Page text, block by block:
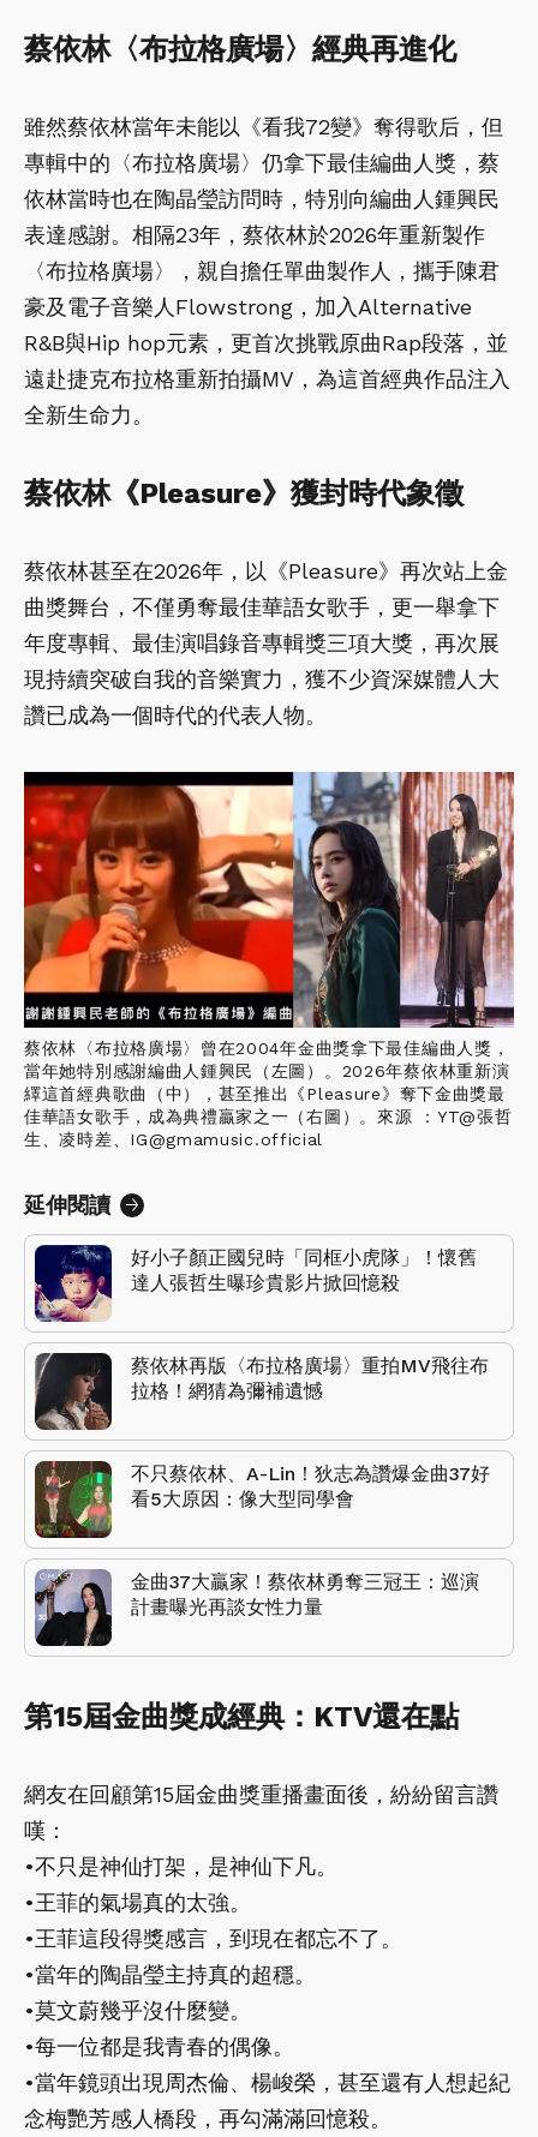
蔡依林〈布拉格廣場〉經典再進化
雖然蔡依林當年未能以《看我72變》奪得歌后，但
專輯中的〈布拉格廣場〉仍拿下最佳編曲人獎，蔡
依林當時也在陶晶瑩訪問時，特別向編曲人鍾興民
表達感謝。相隔23年，蔡依林於2026年重新製作
〈布拉格廣場〉，親自擔任單曲製作人，攜手陳君
豪及電子音樂人Flowstrong，加入Alternative
R&B與Hip hop元素，更首次挑戰原曲Rap段落，並
遠赴捷克布拉格重新拍攝MV，為這首經典作品注入
全新生命力。
蔡依林《Pleasure》獲封時代象徵
蔡依林甚至在2026年，以《Pleasure》再次站上金
曲獎舞台，不僅勇奪最佳華語女歌手，更一舉拿下
年度專輯、最佳演唱錄音專輯獎三項大獎，再次展
現持續突破自我的音樂實力，獲不少資深媒體人大
讚已成為一個時代的代表人物。
蔡依林〈布拉格廣場〉曾在2004年金曲獎拿下最佳編曲人獎，
當年她特別感謝編曲人鍾興民（左圖）。2026年蔡依林重新演
繹這首經典歌曲（中），甚至推出《Pleasure》奪下金曲獎最
佳華語女歌手，成為典禮贏家之一（右圖）。來源 ：YT@張哲
生、凌時差、IG@gmamusic.official
延伸閱讀
好小子顏正國兒時「同框小虎隊」！懷舊
達人張哲生曝珍貴影片掀回憶殺
蔡依林再版〈布拉格廣場〉重拍MV飛往布
拉格！網猜為彌補遺憾
不只蔡依林、A-Lin！狄志為讚爆金曲37好
看5大原因：像大型同學會
金曲37大贏家！蔡依林勇奪三冠王：巡演
計畫曝光再談女性力量
第15屆金曲獎成經典：KTV還在點
網友在回顧第15屆金曲獎重播畫面後，紛紛留言讚
嘆：
•不只是神仙打架，是神仙下凡。
•王菲的氣場真的太強。
•王菲這段得獎感言，到現在都忘不了。
•當年的陶晶瑩主持真的超穩。
•莫文蔚幾乎沒什麼變。
•每一位都是我青春的偶像。
•當年鏡頭出現周杰倫、楊峻榮，甚至還有人想起紀
念梅艷芳感人橋段，再勾滿滿回憶殺。